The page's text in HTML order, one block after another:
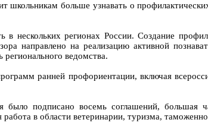
школьникам больше узнавать о
нескольких регионах России. Создание
направлено на реализацию активной
ведомства.
ранней профориентации, включая
подписано восемь соглашений, большая
в области ветеринарии, туризма,